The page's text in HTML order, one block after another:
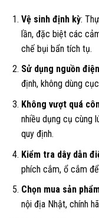
Vệ sinh định kỳ:
lần, đặc biệt các
chế bụi bẩn tích tụ.
Sử dụng nguồn
định, không dùng
Không vượt quá
nhiều dụng cụ cùng
quy định.
Kiểm tra dây dẫn
phích cắm, ổ cắm
Chọn mua sản
nội địa Nhật, chính